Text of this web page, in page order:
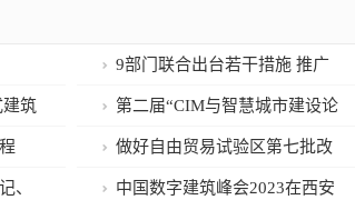
9部门联合出台若干措施 推广
合同节水管理促进绿色转型
筑 第二届“CIM与智慧城市建设论
坛”举办
做好自由贸易试验区第七批改
革试点经验复制推广工作 住房和
、 中国数字建筑峰会2023在西安